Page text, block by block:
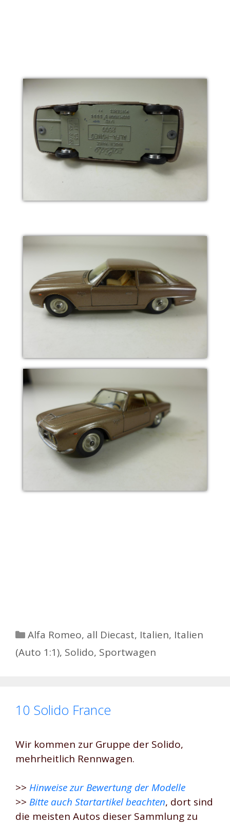
Kategorien
Alfa Romeo, all Diecast, Italien, Italien
(Auto 1:1), Solido, Sportwagen
10 Solido France
Wir kommen zur Gruppe der Solido,
mehrheitlich Rennwagen.
>> Hinweise zur Bewertung der Modelle
>> Bitte auch Startartikel beachten, dort sind
die meisten Autos dieser Sammlung zu